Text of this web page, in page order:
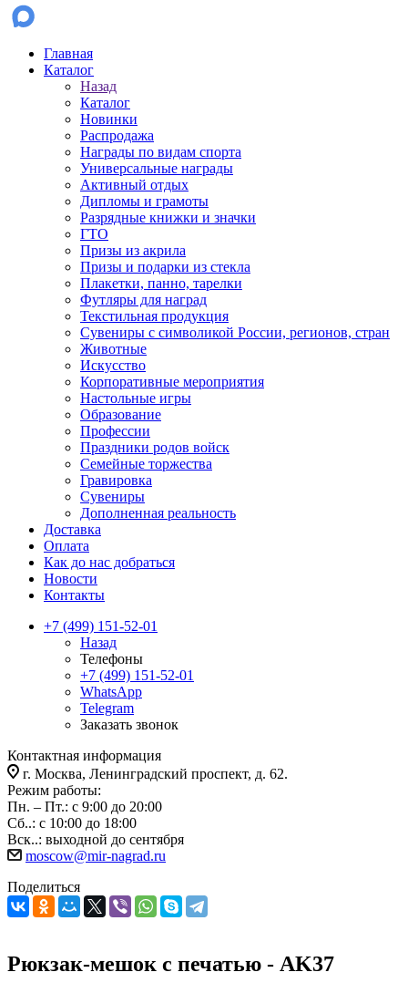
Главная
Каталог
Назад
Каталог
Новинки
Распродажа
Награды по видам спорта
Универсальные награды
Активный отдых
Дипломы и грамоты
Разрядные книжки и значки
ГТО
Призы из акрила
Призы и подарки из стекла
Плакетки, панно, тарелки
Футляры для наград
Текстильная продукция
Сувениры с символикой России, регионов, стран
Животные
Искусство
Корпоративные мероприятия
Настольные игры
Образование
Профессии
Праздники родов войск
Семейные торжества
Гравировка
Сувениры
Дополненная реальность
Доставка
Оплата
Как до нас добраться
Новости
Контакты
+7 (499) 151-52-01
Назад
Телефоны
+7 (499) 151-52-01
WhatsApp
Telegram
Заказать звонок
Контактная информация
г. Москва, Ленинградский проспект, д. 62.
Режим работы:
Пн. – Пт.: с 9:00 до 20:00
Сб..: с 10:00 до 18:00
Вск..: выходной до сентября
moscow@mir-nagrad.ru
Поделиться
Рюкзак-мешок с печатью - AK37